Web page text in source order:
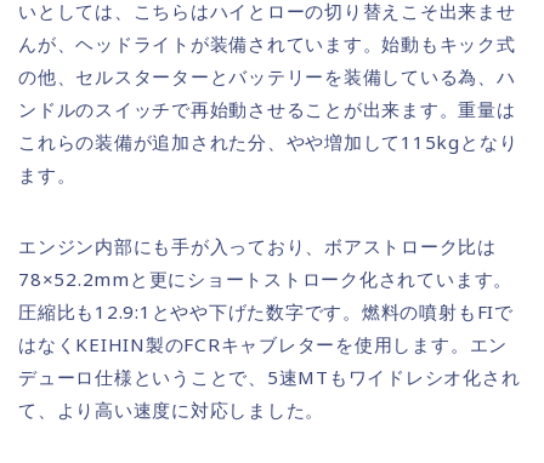
いとしては、こちらはハイとローの切り替えこそ出来ませ
んが、ヘッドライトが装備されています。始動もキック式
の他、セルスターターとバッテリーを装備している為、ハ
ンドルのスイッチで再始動させることが出来ます。重量は
これらの装備が追加された分、やや増加して115kgとなり
ます。
エンジン内部にも手が入っており、ボアストローク比は
78×52.2mmと更にショートストローク化されています。
圧縮比も12.9:1とやや下げた数字です。燃料の噴射もFIで
はなくKEIHIN製のFCRキャブレターを使用します。エン
デューロ仕様ということで、5速MTもワイドレシオ化され
て、より高い速度に対応しました。